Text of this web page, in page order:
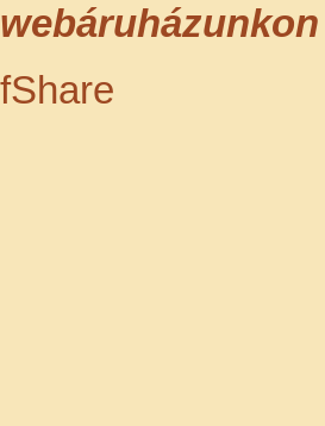
webáruházunkon
fShare